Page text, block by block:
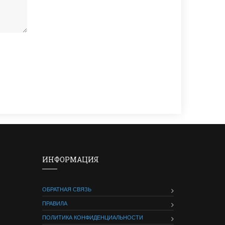
ИНФОРМАЦИЯ
ОБРАТНАЯ СВЯЗЬ
ПРАВИЛА
ПОЛИТИКА КОНФИДЕНЦИАЛЬНОСТИ